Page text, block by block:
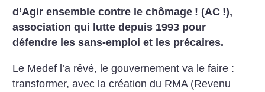
d’Agir ensemble contre le chômage ! (AC !),
association qui lutte depuis 1993 pour
défendre les sans-emploi et les précaires.
Le Medef l’a rêvé, le gouvernement va le faire :
transformer, avec la création du RMA (Revenu